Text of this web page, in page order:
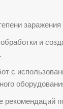
заражения
и
с
рекомендаций